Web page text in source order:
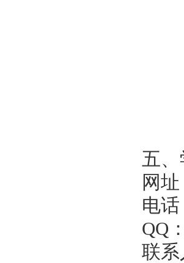
五、
网
电
QQ
联